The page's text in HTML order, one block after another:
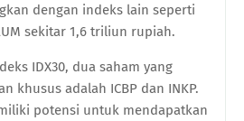
dengan indeks lain seperti
sekitar 1,6 triliun rupiah.
IDX30, dua saham yang
khusus adalah ICBP dan INKP.
potensi untuk mendapatkan